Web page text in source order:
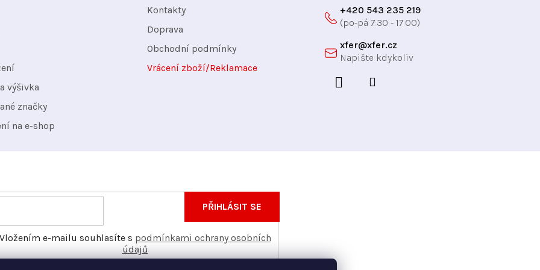
výšivka
značky
na e-shop
Kontakty
Doprava
Obchodní podmínky
Vrácení zboží/Reklamace
xfer@xfer.cz
+420 543 235 219
o nových produktech na našem e-shopu.
Vložením e-mailu souhlasíte s podmínkami ochrany osobních
údajů
PŘIHLÁSIT SE